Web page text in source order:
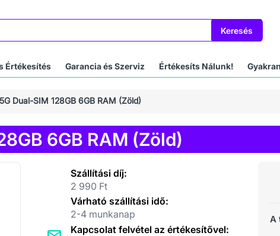
Keresés
Értékesítés Garancia és Szerviz Értékesíts Nálunk!
Dual-SIM 128GB 6GB RAM (Zöld)
6GB RAM (Zöld)
Szállítási díj:
2 990 Ft
Várható szállítási idő:
2-4 munkanap
Kapcsolat felvétel az értékesítővel:
A